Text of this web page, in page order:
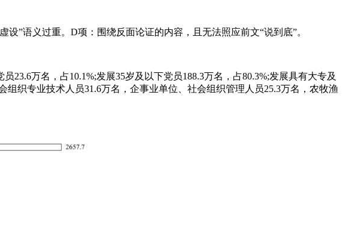
”语义过重。D项：围绕反面论证的内容，且无法照应前文“说到底”。
万名，占10.1%;发展35岁及以下党员188.3万名，占80.3%;发展具有大专及
织专业技术人员31.6万名，企事业单位、社会组织管理人员25.3万名，农牧渔